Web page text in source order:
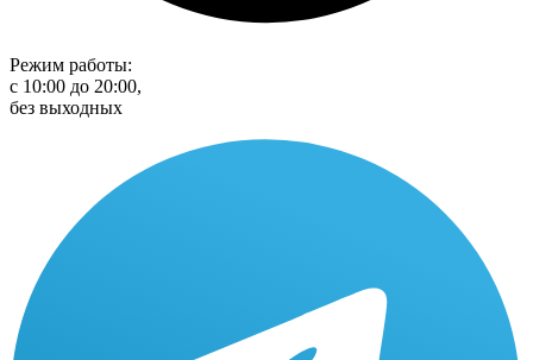
Режим работы:
с 10:00 до 20:00,
без выходных